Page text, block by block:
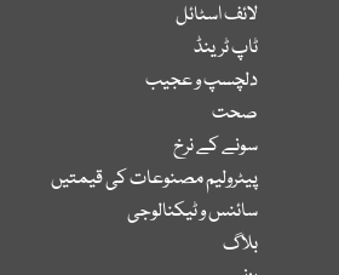
لائف اسٹائل
ٹاپ ٹرینڈ
دلچسپ و عجیب
صحت
سونے کے نرخ
پیٹرولیم مصنوعات کی قیمتیں
سائنس و ٹیکنالوجی
بلاگ